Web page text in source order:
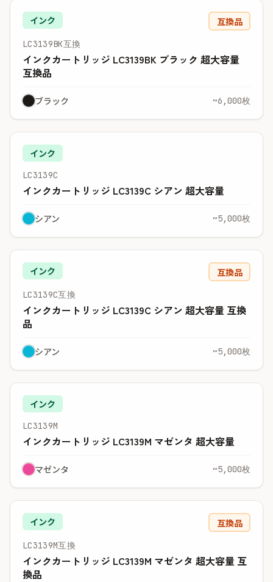
インク 互換品
LC3139BK互換
インクカートリッジ LC3139BK ブラック 超大容量
互換品
ブラック ~6,000枚
インク
LC3139C
インクカートリッジ LC3139C シアン 超大容量
シアン ~5,000枚
インク 互換品
LC3139C互換
インクカートリッジ LC3139C シアン 超大容量 互換
品
シアン ~5,000枚
インク
LC3139M
インクカートリッジ LC3139M マゼンタ 超大容量
マゼンタ ~5,000枚
インク 互換品
LC3139M互換
インクカートリッジ LC3139M マゼンタ 超大容量 互
換品